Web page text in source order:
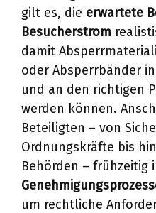
gilt es, die erwartete
Besucherstrom
damit
oder Absperrbänder
und an den richtigen
werden können.
Beteiligten – von
Ordnungskräfte bis
Behörden – frühzeitig
um rechtliche